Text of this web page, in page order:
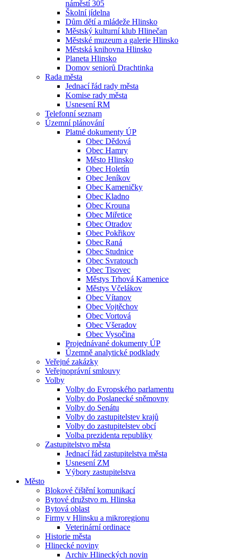
náměstí 305
Školní jídelna
Dům dětí a mládeže Hlinsko
Městský kulturní klub Hlinečan
Městské muzeum a galerie Hlinsko
Městská knihovna Hlinsko
Planeta Hlinsko
Domov seniorů Drachtinka
Rada města
Jednací řád rady města
Komise rady města
Usnesení RM
Telefonní seznam
Územní plánování
Platné dokumenty ÚP
Obec Dědová
Obec Hamry
Město Hlinsko
Obec Holetín
Obec Jeníkov
Obec Kameničky
Obec Kladno
Obec Krouna
Obec Miřetice
Obec Otradov
Obec Pokřikov
Obec Raná
Obec Studnice
Obec Svratouch
Obec Tisovec
Městys Trhová Kamenice
Městys Včelákov
Obec Vítanov
Obec Vojtěchov
Obec Vortová
Obec Všeradov
Obec Vysočina
Projednávané dokumenty ÚP
Územně analytické podklady
Veřejné zakázky
Veřejnoprávní smlouvy
Volby
Volby do Evropského parlamentu
Volby do Poslanecké sněmovny
Volby do Senátu
Volby do zastupitelstev krajů
Volby do zastupitelstev obcí
Volba prezidenta republiky
Zastupitelstvo města
Jednací řád zastupitelstva města
Usnesení ZM
Výbory zastupitelstva
Město
Blokové čištění komunikací
Bytové družstvo m. Hlinska
Bytová oblast
Firmy v Hlinsku a mikroregionu
Veterinární ordinace
Historie města
Hlinecké noviny
Archiv Hlineckých novin